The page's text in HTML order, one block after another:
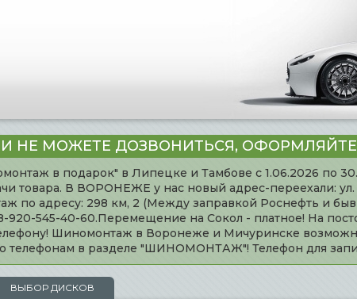
НЕ МОЖЕТЕ ДОЗВОНИТЬСЯ, ОФОРМЛЯЙТЕ
в подарок" в Липецке и Тамбове с 1.06.2026 по
товара. В ВОРОНЕЖЕ у нас новый адрес-переехали: ул.
адресу: 298 км, 2 (Между заправкой Роснефть и
920-545-40-60.Перемещение на Сокол - платное! На
Шиномонтаж в Воронеже и Мичуринске
телефонам в разделе "ШИНОМОНТАЖ"! Телефон для
ВЫБОР ДИСКОВ